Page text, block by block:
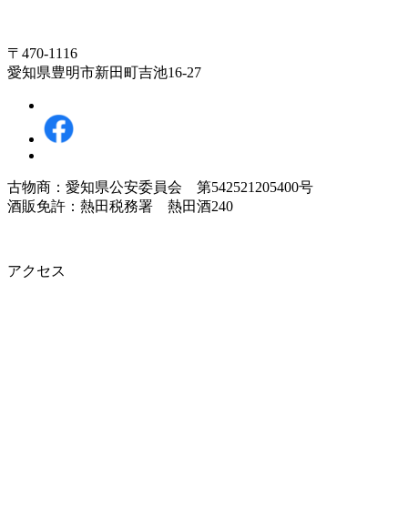
〒470-1116
愛知県豊明市新田町吉池16-27
古物商：愛知県公安委員会 第542521205400号
酒販免許：熱田税務署 熱田酒240
アクセス